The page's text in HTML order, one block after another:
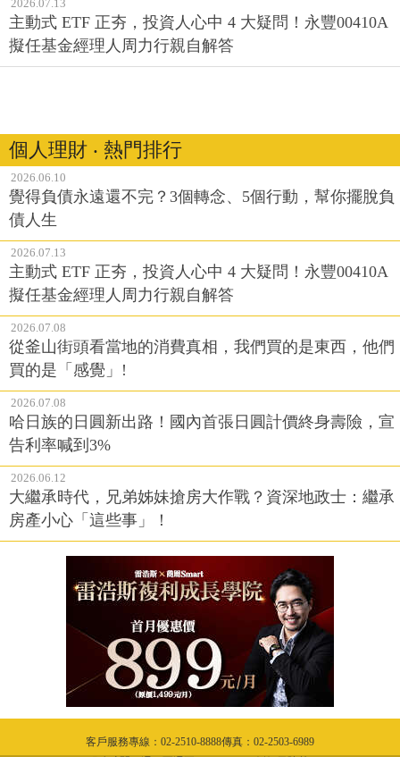
2026.07.13
主動式 ETF 正夯，投資人心中 4 大疑問！永豐00410A
擬任基金經理人周力行親自解答
個人理財 ‧ 熱門排行
2026.06.10
覺得負債永遠還不完？3個轉念、5個行動，幫你擺脫負
債人生
2026.07.13
主動式 ETF 正夯，投資人心中 4 大疑問！永豐00410A
擬任基金經理人周力行親自解答
2026.07.08
從釜山街頭看當地的消費真相，我們買的是東西，他們
買的是「感覺」!
2026.07.08
哈日族的日圓新出路！國內首張日圓計價終身壽險，宣
告利率喊到3%
2026.06.12
大繼承時代，兄弟姊妹搶房大作戰？資深地政士：繼承
房產小心「這些事」！
客戶服務專線：02-2510-8888傳真：02-2503-6989